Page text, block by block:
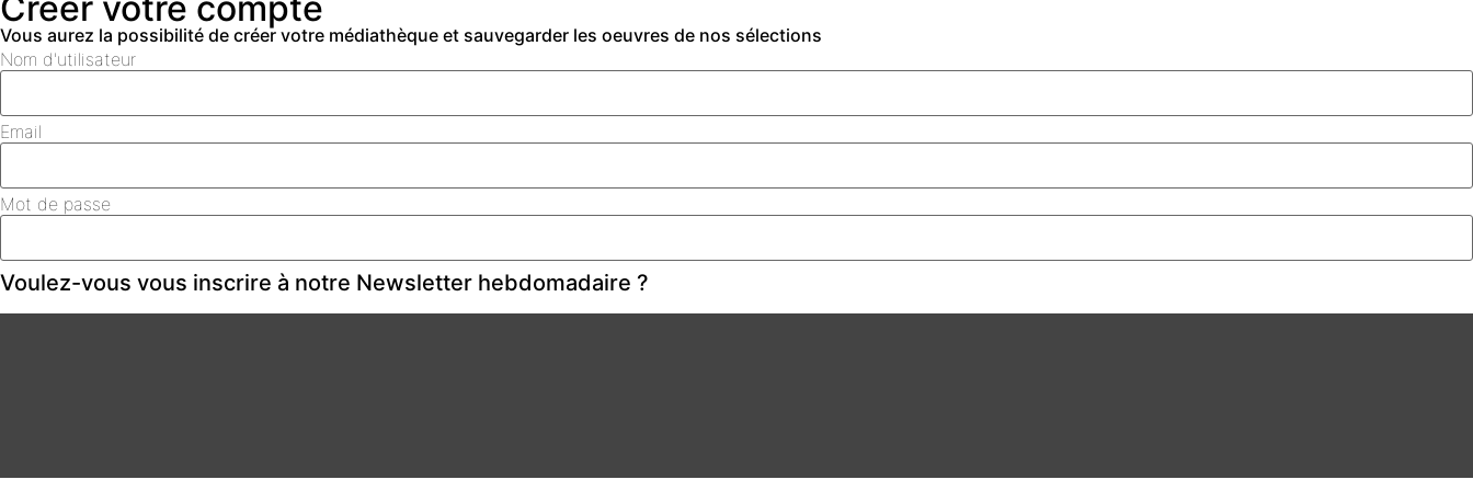
Vous aurez la possibilité de créer votre médiathèque et sauvegarder les oeuvres de nos sélections
Nom d'utilisateur
Email
Mot de passe
Voulez-vous vous inscrire à notre Newsletter hebdomadaire ?